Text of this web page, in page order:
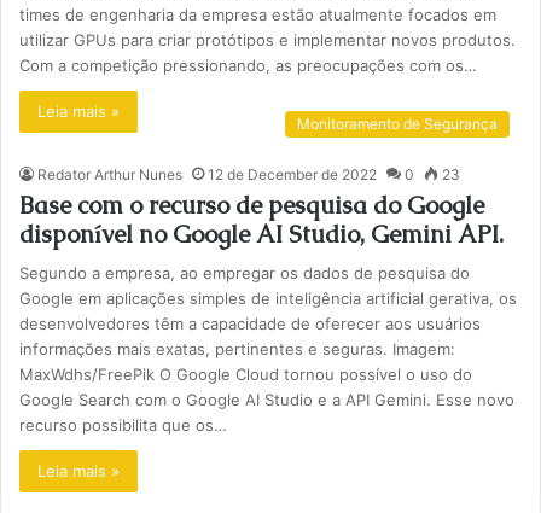
times de engenharia da empresa estão atualmente focados em
utilizar GPUs para criar protótipos e implementar novos produtos.
Com a competição pressionando, as preocupações com os…
Leia mais »
Monitoramento de Segurança
Redator Arthur Nunes 12 de December de 2022 0 23
Base com o recurso de pesquisa do Google
disponível no Google AI Studio, Gemini API.
Segundo a empresa, ao empregar os dados de pesquisa do
Google em aplicações simples de inteligência artificial gerativa, os
desenvolvedores têm a capacidade de oferecer aos usuários
informações mais exatas, pertinentes e seguras. Imagem:
MaxWdhs/FreePik O Google Cloud tornou possível o uso do
Google Search com o Google AI Studio e a API Gemini. Esse novo
recurso possibilita que os…
Leia mais »